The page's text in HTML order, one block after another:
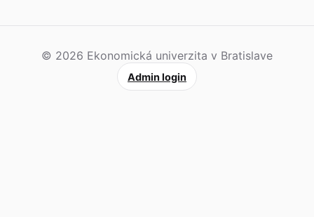
© 2026 Ekonomická univerzita v Bratislave
Admin login